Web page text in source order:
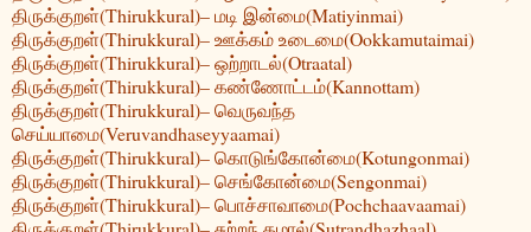
திருக்குறள்(Thirukkural)– மடி இன்மை(Matiyinmai)
திருக்குறள்(Thirukkural)– ஊக்கம் உடைமை(Ookkamutaimai)
திருக்குறள்(Thirukkural)– ஒற்றாடல்(Otraatal)
திருக்குறள்(Thirukkural)– கண்ணோட்டம்(Kannottam)
திருக்குறள்(Thirukkural)– வெருவந்த
செய்யாமை(Veruvandhaseyyaamai)
திருக்குறள்(Thirukkural)– கொடுங்கோன்மை(Kotungonmai)
திருக்குறள்(Thirukkural)– செங்கோன்மை(Sengonmai)
திருக்குறள்(Thirukkural)– பொச்சாவாமை(Pochchaavaamai)